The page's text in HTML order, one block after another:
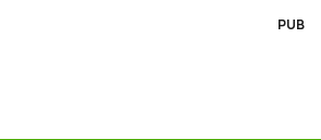
PUB